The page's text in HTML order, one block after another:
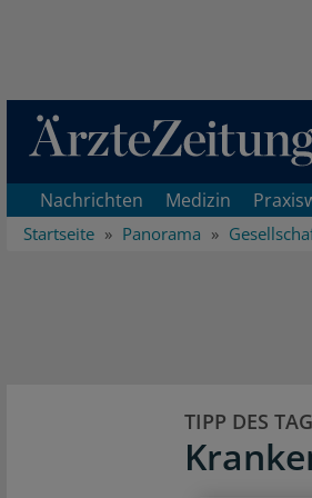
Direkt zum Inhaltsbereich
Nachrichten Medizin
Startseite Panorama
TIPP DES